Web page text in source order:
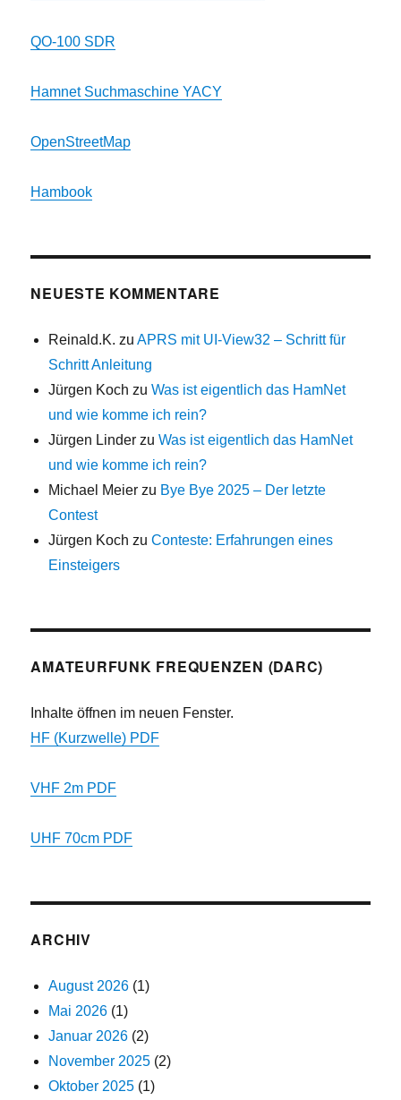
QO-100 SDR
Hamnet Suchmaschine YACY
OpenStreetMap
Hambook
NEUESTE KOMMENTARE
Reinald.K. zuAPRS mit UI-View32 – Schritt für
Schritt Anleitung
Jürgen Koch zuWas ist eigentlich das HamNet
und wie komme ich rein?
Jürgen Linder zuWas ist eigentlich das HamNet
und wie komme ich rein?
Michael Meier zu Bye Bye 2025 – Der letzte
Contest
Jürgen Koch zuConteste: Erfahrungen eines
Einsteigers
AMATEURFUNK FREQUENZEN (DARC)
Inhalte öffnen im neuen Fenster.
HF (Kurzwelle) PDF
VHF 2m PDF
UHF 70cm PDF
ARCHIV
August 2026 (1)
Mai 2026 (1)
Januar 2026 (2)
November 2025 (2)
Oktober 2025 (1)